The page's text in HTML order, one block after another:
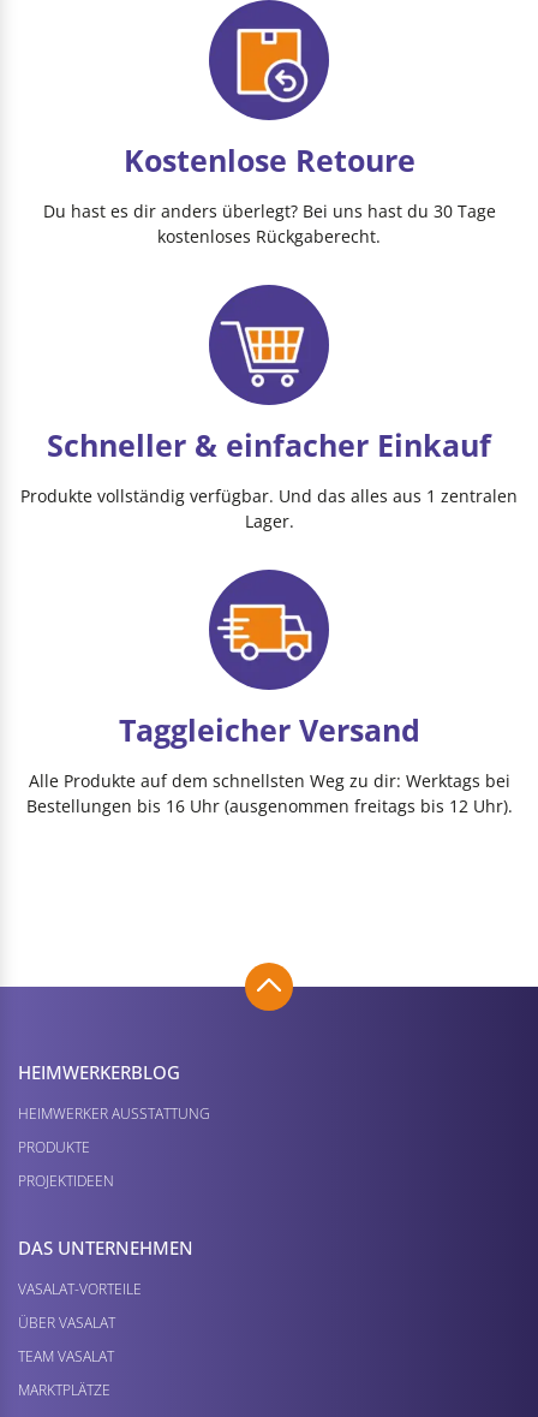
Kostenlose Retoure
Du hast es dir anders überlegt? Bei uns hast du 30 Tage
kostenloses Rückgaberecht.
Schneller & einfacher Einkauf
Produkte vollständig verfügbar. Und das alles aus 1 zentralen
Lager.
Taggleicher Versand
Alle Produkte auf dem schnellsten Weg zu dir: Werktags bei
Bestellungen bis 16 Uhr (ausgenommen freitags bis 12 Uhr).
HEIMWERKER­BLOG
HEIMWERKER AUSSTATTUNG
PRODUKTE
PROJEKTIDEEN
DAS UNTERNEHMEN
VASALAT-VORTEILE
ÜBER VASALAT
TEAM VASALAT
MARKTPLÄTZE